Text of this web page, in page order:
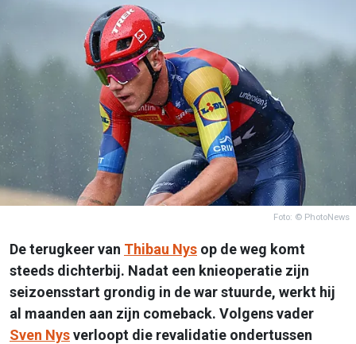
Foto: © PhotoNews
De terugkeer van Thibau Nys op de weg komt
steeds dichterbij. Nadat een knieoperatie zijn
seizoensstart grondig in de war stuurde, werkt hij
al maanden aan zijn comeback. Volgens vader
Sven Nysverloopt die revalidatie ondertussen